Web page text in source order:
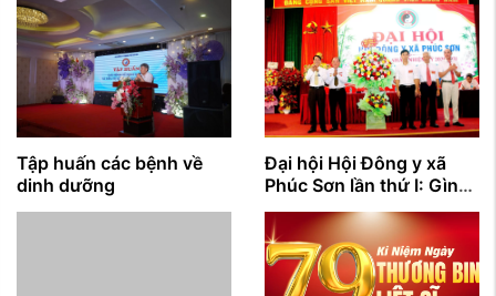
Tập huấn các bệnh về
dinh dưỡng
Đại hội Hội Đông y xã
Phúc Sơn lần thứ I: Gìn
giữ tinh hoa y học cổ
truyền, lan tỏa giá trị
nhân văn vì sức khỏe
cộng đồng